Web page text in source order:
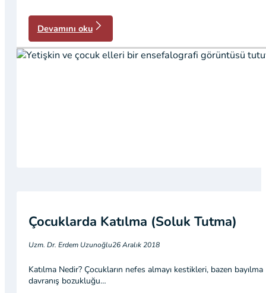
Devamını oku
Çocuklarda Katılma (Soluk Tutma)
Uzm. Dr. Erdem Uzunoğlu26 Aralık 2018
Katılma Nedir? Çocukların nefes almayı kestikleri, bazen
davranış bozukluğu…